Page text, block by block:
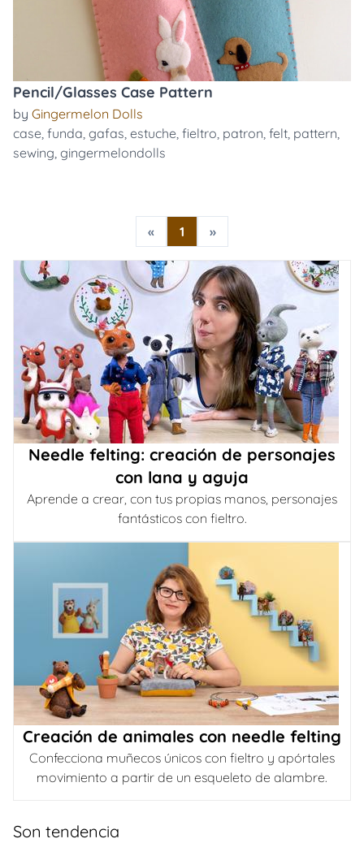
Pencil/Glasses Case Pattern
by Gingermelon Dolls
case, funda, gafas, estuche, fieltro, patron, felt, pattern,
sewing, gingermelondolls
« 1 »
Needle felting: creación de personajes
con lana y aguja
Aprende a crear, con tus propias manos, personajes
fantásticos con fieltro.
Creación de animales con needle felting
Confecciona muñecos únicos con fieltro y apórtales
movimiento a partir de un esqueleto de alambre.
Son tendencia